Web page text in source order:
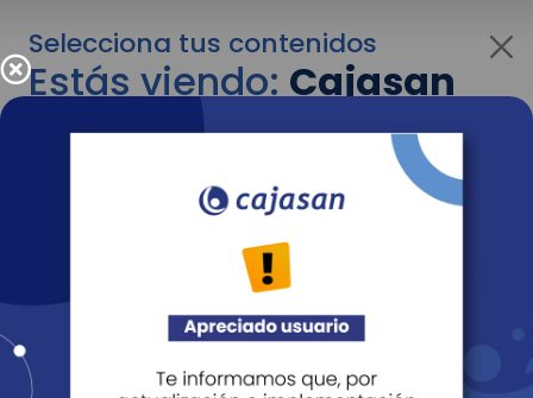
Selecciona tus contenidos
Estás viendo:Cajasan
para personas
Para cambiar al contenido de tu interés más
adelante recuerda utilizar el menú
Entendido